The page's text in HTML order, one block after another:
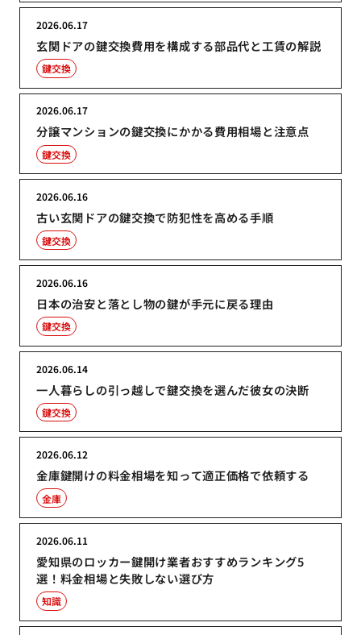
玄関ドアの鍵交換費用を構成する部品代と工賃の解説
2026.06.17
鍵交換
分譲マンションの鍵交換にかかる費用相場と注意点
2026.06.17
鍵交換
古い玄関ドアの鍵交換で防犯性を高める手順
2026.06.16
鍵交換
日本の治安と落とし物の鍵が手元に戻る理由
2026.06.16
鍵交換
一人暮らしの引っ越しで鍵交換を選んだ彼女の決断
2026.06.14
鍵交換
金庫鍵開けの料金相場を知って適正価格で依頼する
2026.06.12
金庫
愛知県のロッカー鍵開け業者おすすめランキング5
選！料金相場と失敗しない選び方
2026.06.11
知識